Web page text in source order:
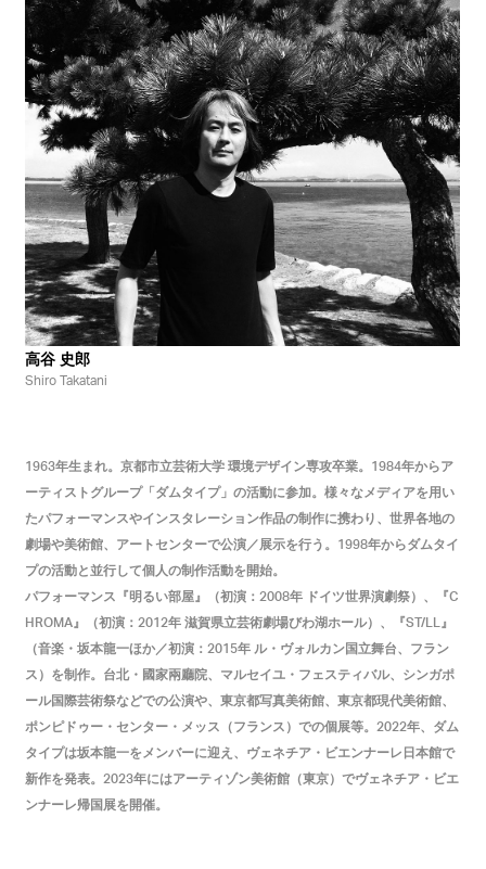
高谷 史郎
Shiro Takatani
1963年生まれ。京都市立芸術大学 環境デザイン専攻卒業。 1984年からア
ーティストグループ「ダムタイプ」の活動に参加。様々なメディアを用い
たパフォーマンスやインスタレーション作品の制作に携わり、世界各地の
劇場や美術館、アートセンターで公演／展示を行う。
1998年からダムタイ
プの活動と並行して個人の制作活動を開始。
パフォーマンス『明るい部屋』（初演： 2008年 ドイツ世界演劇祭）、『C
HROMA』（初演： 2012年 滋賀県立芸術劇場びわ湖ホール）、『ST/LL 』
（音楽・坂本龍一ほか／初演： 2015年 ル・ヴォルカン国立舞台、フラン
ス）を制作。台北・國家兩廳院、マルセイユ・フェスティバル、シンガポ
ール国際芸術祭などでの公演や、東京都写真美術館、東京都現代美術館、
ポンピドゥー・センター・メッス（フランス）での個展等。 2022年、ダム
タイプは坂本龍一をメンバーに迎え、ヴェネチア・ビエンナーレ日本館で
新作を発表。 2023年にはアーティゾン美術館（東京）でヴェネチア・ビエ
ンナーレ帰国展を開催。